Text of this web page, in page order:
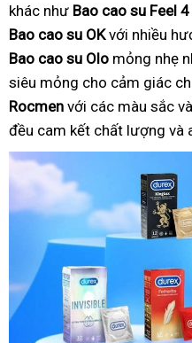
khác như Bao cao su Feel 4
Bao cao su OKvới nhiều
Bao cao su Olo mỏng nhẹ
siêu mỏng cho cảm giác
Rocmen với các màu sắc
đều cam kết chất lượng và